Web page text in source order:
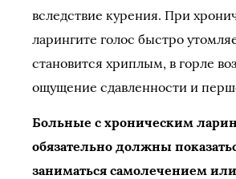
вследствие курения. При
ларингите голос быстро
становится хриплым, в горле
ощущение сдавленности и
Больные с хроническим
обязательно должны
заниматься самолечением